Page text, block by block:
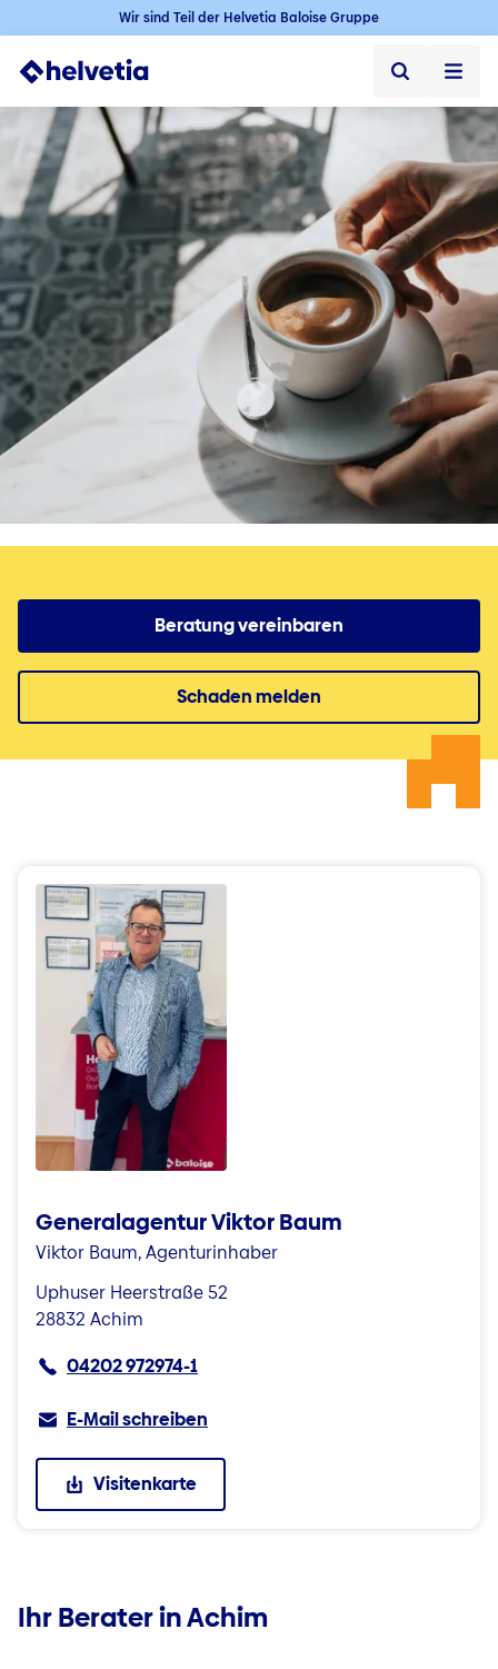
Wir sind Teil der Helvetia Baloise Gruppe
Privatkunden
Firmenkunden
Vertriebspartner
Unternehmen
Kontakt & Service
Jobs
Beratung vereinbaren
Schaden melden
Generalagentur Viktor Baum
Viktor Baum, Agenturinhaber
Uphuser Heerstraße 52
28832 Achim
04202 972974-1
E-Mail schreiben
Visitenkarte
Ihr Berater in Achim